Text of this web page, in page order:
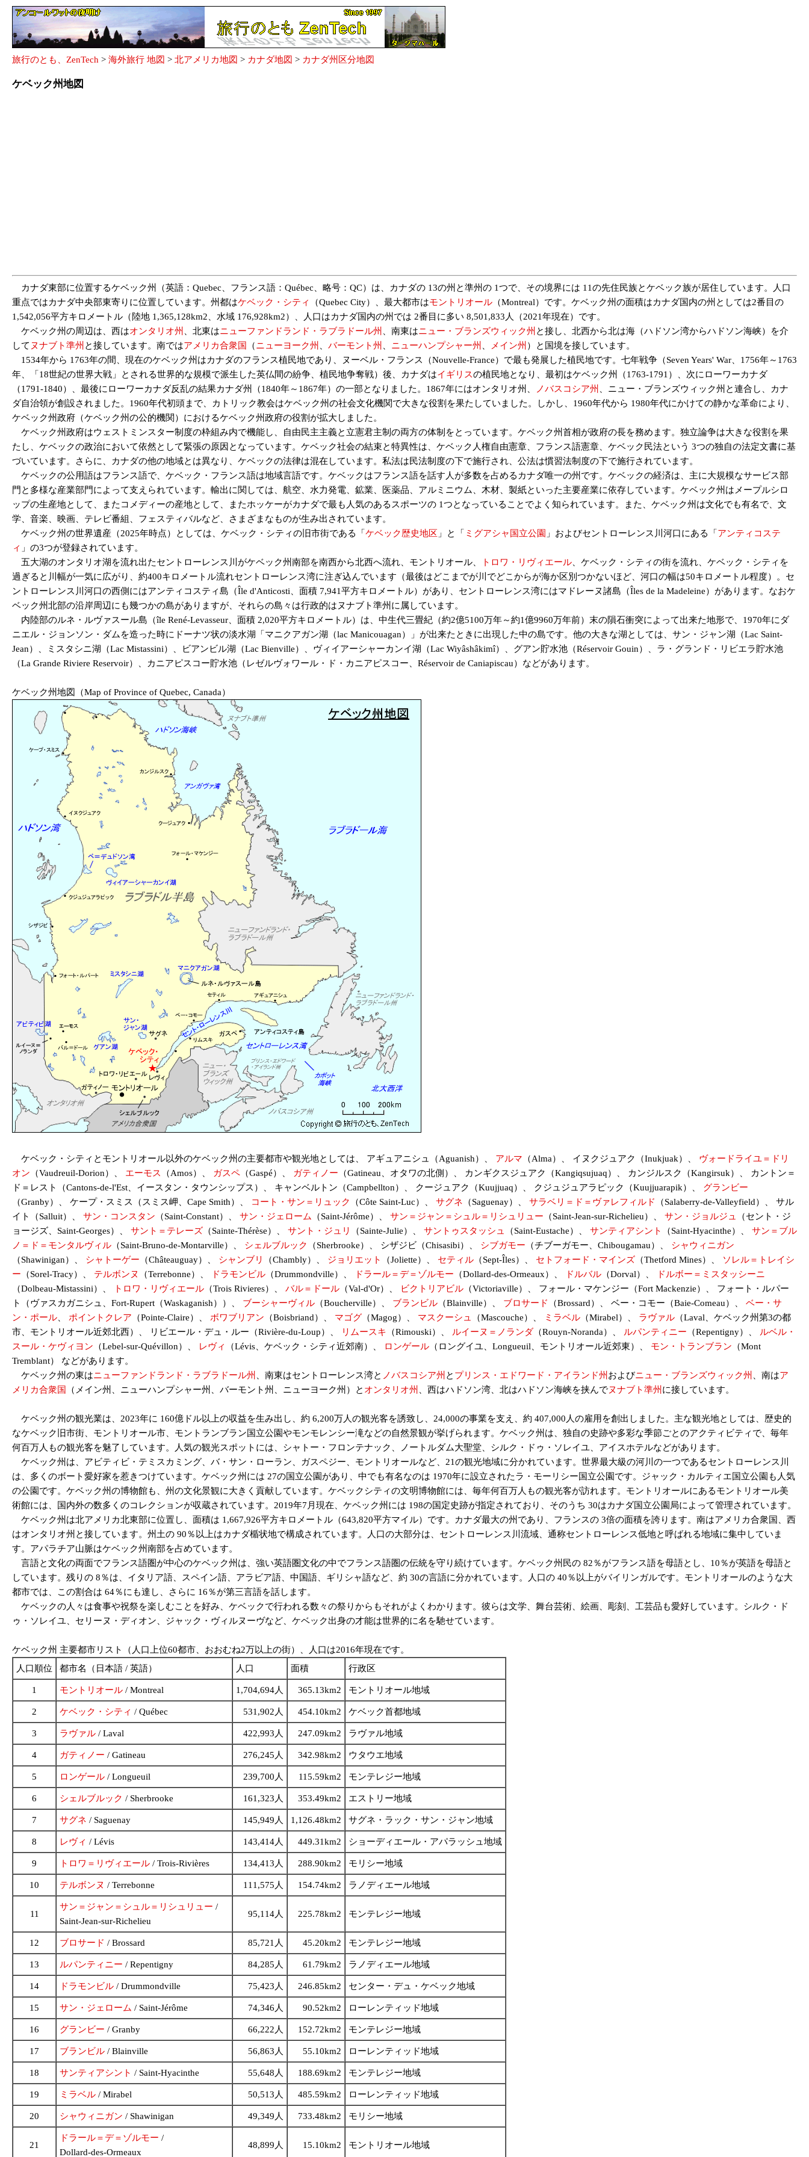
旅行のとも、ZenTech > 海外旅行 地図 > 北アメリカ地図 > カナダ地図 > カナダ州区分地図
ケベック州地図
カナダ東部に位置するケベック州（英語：Quebec、フランス語：Québec、略号：QC）は、カナダの 13の州と準州の 1つで、その境界には 11の先住民族とケベック族が居住しています。人口
重点ではカナダ中央部東寄りに位置しています。州都はケベック・シティ （Quebec City）、最大都市はモントリオール （Montreal）です。ケベック州の面積はカナダ国内の州としては2番目の
1,542,056平方キロメートル（陸地 1,365,128km2、水域 176,928km2）、人口はカナダ国内の州では 2番目に多い 8,501,833人（2021年現在）です。
ケベック州の周辺は、西はオンタリオ州 、北東はニューファンドランド・ラブラドール州 、南東はニュー・ブランズウィック州 と接し、北西から北は海（ハドソン湾からハドソン海峡）を介
して ヌナブト準州 と接しています。南ではアメリカ合衆国 （ニューヨーク州 バーモント州 ニューハンプシャー州 メイン州 ）と国境を接しています。
1534年から 1763年の間、現在のケベック州はカナダのフランス植民地であり、ヌーベル・フランス（Nouvelle-France）で最も発展した植民地です。七年戦争（Seven Years' War、1756年～1763
年、「18世紀の世界大戦」とされる世界的な規模で派生した英仏間の紛争、植民地争奪戦）後、カナダはイギリスの植民地となり、最初はケベック州（1763-1791）、次にローワーカナダ
（1791-1840）、最後にローワーカナダ反乱の結果カナダ州（1840年～1867年）の一部となりました。1867年にはオンタリオ州、
ノバスコシア州
、ニュー・ブランズウィック州と連合し、カナ
ダ自治領が創設されました。1960年代初頭まで、カトリック教会はケベック州の社会文化機関で大きな役割を果たしていました。しかし、1960年代から 1980年代にかけての静かな革命により、
ケベック州政府（ケベック州の公的機関）におけるケベック州政府の役割が拡大しました。
ケベック州政府はウェストミンスター制度の枠組み内で機能し、自由民主主義と立憲君主制の両方の体制をとっています。ケベック州首相が政府の長を務めます。独立論争は大きな役割を果
たし、ケベックの政治において依然として緊張の原因となっています。ケベック社会の結束と特異性は、ケベック人権自由憲章、フランス語憲章、ケベック民法という 3つの独自の法定文書に基
づいています。さらに、カナダの他の地域とは異なり、ケベックの法律は混在しています。私法は民法制度の下で施行され、公法は慣習法制度の下で施行されています。
ケベックの公用語はフランス語で、ケベック・フランス語は地域言語です。ケベックはフランス語を話す人が多数を占めるカナダ唯一の州です。ケベックの経済は、主に大規模なサービス部
門と多様な産業部門によって支えられています。輸出に関しては、航空、水力発電、鉱業、医薬品、アルミニウム、木材、製紙といった主要産業に依存しています。ケベック州はメープルシロ
ップの生産地として、またコメディーの産地として、またホッケーがカナダで最も人気のあるスポーツの 1つとなっていることでよく知られています。また、ケベック州は文化でも有名で、文
学、音楽、映画、テレビ番組、フェスティバルなど、さまざまなものが生み出されています。
ケベック州の世界遺産（2025年時点）としては、ケベック・シティの旧市街である「 ケベック歴史地区 」と「 ミグアシャ国立公園 」およびセントローレンス川河口にある「 アンティコステ
ィ 」の3つが登録されています。
五大湖のオンタリオ湖を流れ出たセントローレンス川がケベック州南部を南西から北西へ流れ、モントリオール、
トロワ・リヴィエール 、ケベック・シティの街を流れ、ケベック・シティを
過ぎると川幅が一気に広がり、約400キロメートル流れセントローレンス湾に注ぎ込んでいます（最後はどこまでが川でどこからが海か区別つかないほど、河口の幅は50キロメートル程度）。セ
ントローレンス川河口の西側にはアンティコスティ島（Île d'Anticosti、面積 7,941平方キロメートル）があり、セントローレンス湾にはマドレーヌ諸島（Îles de la Madeleine）があります。なおケ
ベック州北部の沿岸周辺にも幾つかの島がありますが、それらの島々は行政的はヌナブト準州に属しています。
内陸部のルネ・ルヴァスール島（île René-Levasseur、面積 2,020平方キロメートル）は、中生代三畳紀（約2億5100万年～約1億9960万年前）末の隕石衝突によって出来た地形で、1970年にダ
ニエル・ジョンソン・ダムを造った時にドーナツ状の淡水湖「マニクアガン湖（lac Manicouagan）」が出来たときに出現した中の島です。他の大きな湖としては、サン・ジャン湖（Lac Saint-
Jean）、ミスタシニ湖（Lac Mistassini）、ビアンビル湖（Lac Bienville）、ヴィイアーシャーカンイ湖（Lac Wiyâshâkimî）、グアン貯水池（Réservoir Gouin）、ラ・グランド・リビエラ貯水池
（La Grande Riviere Reservoir）、カニアピスコー貯水池（レゼルヴォワール・ド・カニアピスコー、Réservoir de Caniapiscau）などがあります。
ケベック州地図（Map of Province of Quebec, Canada）
ケベック・シティとモントリオール以外のケベック州の主要都市や観光地としては、 アギュアニシュ（Aguanish）、 アルマ （Alma）、 イヌクジュアク（Inukjuak）、 ヴォードライユ＝ドリ
オン （Vaudreuil-Dorion）、 エーモス （Amos）、 ガスペ （Gaspé）、 ガティノー （Gatineau、オタワの北側）、 カンギクスジュアク（Kangiqsujuaq）、 カンジルスク（Kangirsuk）、 カントン＝
ド＝レスト（Cantons-de-l'Est、イースタン・タウンシップス）、 キャンベルトン（Campbellton）、 クージュアク（Kuujjuaq）、 クジュジュアラピック（Kuujjuarapik）、 グランビー
（Granby）、 ケープ・スミス（スミス岬、Cape Smith）、
コート・サン＝リュック （Côte Saint-Luc）、 サグネ （Saguenay）、 サラベリ＝ド＝ヴァレフィルド
（Salaberry-de-Valleyfield）、 サル
イト（Salluit）、 サン・コンスタン （Saint-Constant）、 サン・ジェローム （Saint-Jérôme）、 サン＝ジャン＝シュル＝リシュリュー （Saint-Jean-sur-Richelieu）、 サン・ジョルジュ
（セント・ジ
ョージズ、Saint-Georges）、 サント＝テレーズ （Sainte-Thérèse）、 サント・ジュリ （Sainte-Julie）、 サントゥスタッシュ （Saint-Eustache）、 サンティアシント （Saint-Hyacinthe）、 サン＝ブル
ノ＝ド＝モンタルヴィル （Saint-Bruno-de-Montarville）、 シェルブルック （Sherbrooke）、 シザジビ（Chisasibi）、 シブガモー （チブーガモー、Chibougamau）、 シャウィニガン
（Shawinigan）、 シャトーゲー （Châteauguay）、 シャンブリ （Chambly）、 ジョリエット （Joliette）、 セティル （Sept-Îles）、 セトフォード・マインズ （Thetford Mines）、
ソレル＝トレイシ
ー （Sorel-Tracy）、 テルボンヌ （Terrebonne）、 ドラモンビル （Drummondville）、 ドラール＝デ＝ゾルモー （Dollard-des-Ormeaux）、 ドルバル （Dorval）、
ドルボー＝ミスタッシーニ
（Dolbeau-Mistassini）、
トロワ・リヴィエール （Trois Rivieres）、 バル＝ドール （Val-d'Or）、 ビクトリアビル （Victoriaville）、 フォール・マケンジー（Fort Mackenzie）、 フォート・ルパー
ト（ヴァスカガニシュ、Fort-Rupert（Waskaganish））、 ブーシャーヴィル （Boucherville）、 ブランビル （Blainville）、 ブロサード （Brossard）、 ベー・コモー（Baie-Comeau）、 ベー・サ
ン・ポール
ポイントクレア （Pointe-Claire）、 ボワブリアン （Boisbriand）、 マゴグ （Magog）、 マスクーシュ （Mascouche）、 ミラベル （Mirabel）、 ラヴァル （Laval、ケベック州第3の都
市、モントリオール近郊北西）、 リビエール・デュ・ルー（Rivière-du-Loup）、
リムースキ （Rimouski）、 ルイーヌ＝ノランダ（Rouyn-Noranda）、 ルパンティニー （Repentigny）、
ルベル・
スール・ケヴィヨン （Lebel-sur-Quévillon）、 レヴィ （Lévis、ケベック・シティ近郊南）、 ロンゲール （ロングイユ、Longueuil、モントリオール近郊東）、 モン・トランブラン （Mont
Tremblant） などがあります。
ケベック州の東はニューファンドランド・ラブラドール州 、南東はセントローレンス湾と ノバスコシア州 と プリンス・エドワード・アイランド州 およびニュー・ブランズウィック州 、南はア
メリカ合衆国
（メイン州、ニューハンプシャー州、バーモント州、ニューヨーク州）と オンタリオ州 、西はハドソン湾、北はハドソン海峡を挟んでヌナブト準州 に接しています。
ケベック州の観光業は、2023年に 160億ドル以上の収益を生み出し、約 6,200万人の観光客を誘致し、24,000の事業を支え、約 407,000人の雇用を創出しました。主な観光地としては、歴史的
なケベック旧市街、モントリオール市、モントランブラン国立公園やモンモレンシー滝などの自然景観が挙げられます。ケベック州は、独自の史跡や多彩な季節ごとのアクティビティで、毎年
何百万人もの観光客を魅了しています。人気の観光スポットには、シャトー・フロンテナック、ノートルダム大聖堂、シルク・ドゥ・ソレイユ、アイスホテルなどがあります。
ケベック州は、アビティビ・テミスカミング、バ・サン・ローラン、ガスペジー、モントリオールなど、21の観光地域に分かれています。世界最大級の河川の一つであるセントローレンス川
は、多くのボート愛好家を惹きつけています。ケベック州には 27の国立公園があり、中でも有名なのは 1970年に設立されたラ・モーリシー国立公園です。ジャック・カルティエ国立公園も人気
の公園です。ケベック州の博物館も、州の文化景観に大きく貢献しています。ケベックシティの文明博物館には、毎年何百万人もの観光客が訪れます。モントリオールにあるモントリオール美
術館には、国内外の数多くのコレクションが収蔵されています。2019年7月現在、ケベック州には 198の国定史跡が指定されており、そのうち 30はカナダ国立公園局によって管理されています。
ケベック州は北アメリカ北東部に位置し、面積は 1,667,926平方キロメートル（643,820平方マイル）です。カナダ最大の州であり、フランスの 3倍の面積を誇ります。南はアメリカ合衆国、西
はオンタリオ州と接しています。州土の 90％以上はカナダ楯状地で構成されています。人口の大部分は、セントローレンス川流域、通称セントローレンス低地と呼ばれる地域に集中していま
す。アパラチア山脈はケベック州南部を占めています。
言語と文化の両面でフランス語圏が中心のケベック州は、強い英語圏文化の中でフランス語圏の伝統を守り続けています。ケベック州民の 82％がフランス語を母語とし、10％が英語を母語と
しています。残りの 8％は、イタリア語、スペイン語、アラビア語、中国語、ギリシャ語など、約 30の言語に分かれています。人口の 40％以上がバイリンガルです。モントリオールのような大
都市では、この割合は 64％にも達し、さらに 16％が第三言語を話します。
ケベックの人々は食事や祝祭を楽しむことを好み、ケベックで行われる数々の祭りからもそれがよくわかります。彼らは文学、舞台芸術、絵画、彫刻、工芸品も愛好しています。シルク・ド
ゥ・ソレイユ、セリーヌ・ディオン、ジャック・ヴィルヌーヴなど、ケベック出身の才能は世界的に名を馳せています。
ケベック州 主要都市リスト（人口上位60都市、おおむね2万以上の街）、人口は2016年現在です。
人口順位
都市名（日本語 / 英語） 人口 面積 行政区
1 モントリオール / Montreal 1,704,694人 365.13km2 モントリオール地域
2 ケベック・シティ / Québec 531,902人 454.10km2 ケベック首都地域
3 ラヴァル / Laval 422,993人 247.09km2 ラヴァル地域
4 ガティノー / Gatineau 276,245人 342.98km2 ウタウエ地域
5 ロンゲール / Longueuil 239,700人 115.59km2 モンテレジー地域
6 シェルブルック / Sherbrooke 161,323人 353.49km2 エストリー地域
7 サグネ / Saguenay 145,949人 1,126.48km2 サグネ・ラック・サン・ジャン地域
8 レヴィ / Lévis 143,414人 449.31km2 ショーディエール・アパラッシュ地域
9 トロワ＝リヴィエール / Trois-Rivières 134,413人 288.90km2 モリシー地域
10 テルボンヌ / Terrebonne 111,575人 154.74km2 ラノディエール地域
11
サン＝ジャン＝シュル＝リシュリュー /
Saint-Jean-sur-Richelieu
95,114人 225.78km2 モンテレジー地域
12 ブロサード / Brossard 85,721人 45.20km2 モンテレジー地域
13 ルパンティニー / Repentigny 84,285人 61.79km2 ラノディエール地域
14 ドラモンビル / Drummondville 75,423人 246.85km2 センター・デュ・ケベック地域
15 サン・ジェローム / Saint-Jérôme 74,346人 90.52km2 ローレンティッド地域
16 グランビー / Granby 66,222人 152.72km2 モンテレジー地域
17 ブランビル / Blainville 56,863人 55.10km2 ローレンティッド地域
18 サンティアシント / Saint-Hyacinthe 55,648人 188.69km2 モンテレジー地域
19 ミラベル / Mirabel 50,513人 485.59km2 ローレンティッド地域
20 シャウィニガン / Shawinigan 49,349人 733.48km2 モリシー地域
21
ドラール＝デ＝ゾルモー /
Dollard-des-Ormeaux
48,899人 15.10km2 モントリオール地域